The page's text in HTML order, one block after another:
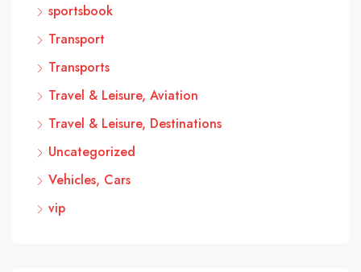
sportsbook
Transport
Transports
Travel & Leisure, Aviation
Travel & Leisure, Destinations
Uncategorized
Vehicles, Cars
vip